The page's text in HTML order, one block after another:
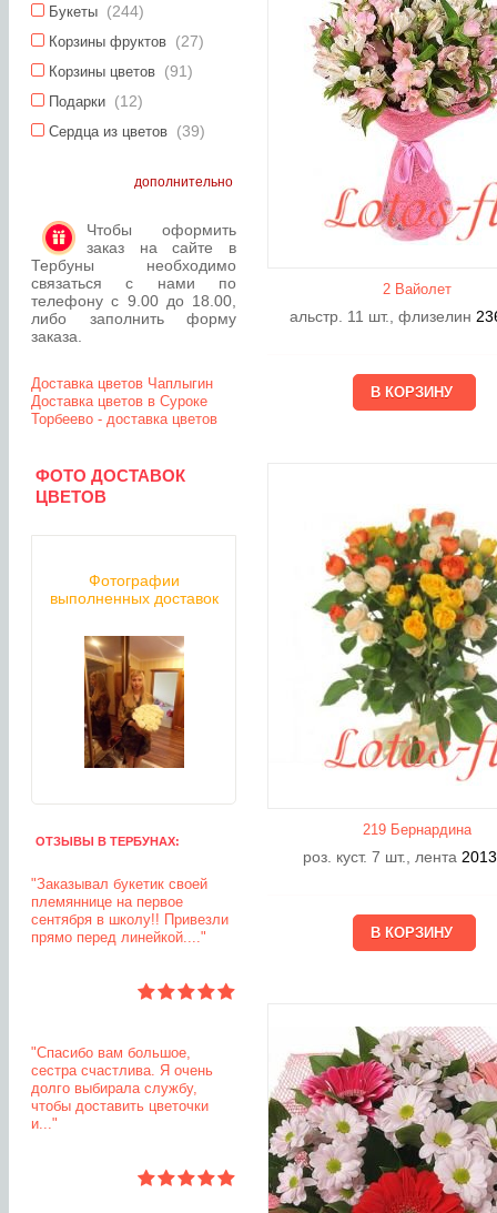
Букеты (244)
Корзины фруктов (27)
Корзины цветов (91)
Подарки (12)
Сердца из цветов (39)
дополнительно
Чтобы оформить
заказ на сайте в
Тербуны необходимо
связаться с нами по
телефону с 9.00 до 18.00,
либо заполнить форму
заказа.
Доставка цветов Чаплыгин
Доставка цветов в Суроке
Торбеево - доставка цветов
ФОТО ДОСТАВОК
ЦВЕТОВ
Фотографии
выполненных доставок
ОТЗЫВЫ В ТЕРБУНАХ:
"Заказывал букетик своей
племяннице на первое
сентября в школу!! Привезли
прямо перед линейкой...."
"Спасибо вам большое,
сестра счастлива. Я очень
долго выбирала службу,
чтобы доставить цветочки
и..."
2 Вайолет
альстр. 11 шт., флизелин
219 Бернардина
роз. куст. 7 шт., лента 2013